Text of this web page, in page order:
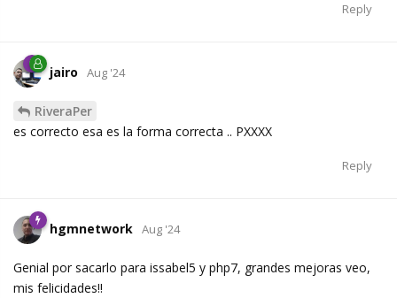
Reply
jairo Aug '24
RiveraPer
es correcto esa es la forma correcta .. PXXXX
Reply
hgmnetwork Aug '24
Genial por sacarlo para issabel5 y php7, grandes mejoras veo,
mis felicidades!!